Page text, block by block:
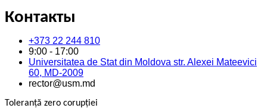
Контакты
+373 22 244 810
9:00 - 17:00
Universitatea de Stat din Moldova str. Alexei Mateevici
60, MD-2009
rector@usm.md
Toleranță zero corupției